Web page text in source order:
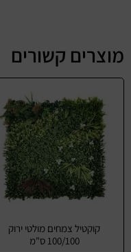
מוצרים קשורים
קוקטיל צמחים מולטי ירוק
100/100 ס"מ